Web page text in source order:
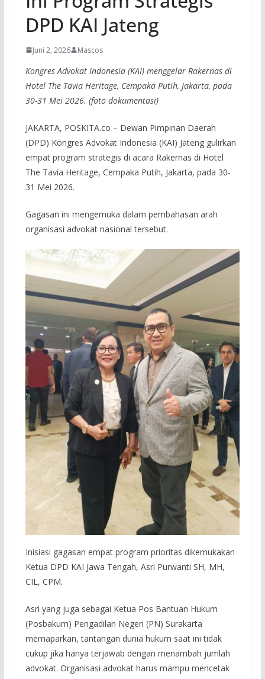
DPD KAI Jateng
Juni 2, 2026 Mascos
Kongres Advokat Indonesia (KAI) menggelar Rakernas di
Hotel The Tavia Heritage, Cempaka Putih, Jakarta, pada
30-31 Mei 2026. (foto dokumentasi)
JAKARTA, POSKITA.co – Dewan Pimpinan Daerah
(DPD) Kongres Advokat Indonesia (KAI) Jateng gulirkan
empat program strategis di acara Rakernas di Hotel
The Tavia Heritage, Cempaka Putih, Jakarta, pada 30-
31 Mei 2026.
Gagasan ini mengemuka dalam pembahasan arah
organisasi advokat nasional tersebut.
Inisiasi gagasan empat program prioritas dikemukakan
Ketua DPD KAI Jawa Tengah, Asri Purwanti SH, MH,
CIL, CPM.
Asri yang juga sebagai Ketua Pos Bantuan Hukum
(Posbakum) Pengadilan Negeri (PN) Surakarta
memaparkan, tantangan dunia hukum saat ini tidak
cukup jika hanya terjawab dengan menambah jumlah
advokat. Organisasi advokat harus mampu mencetak